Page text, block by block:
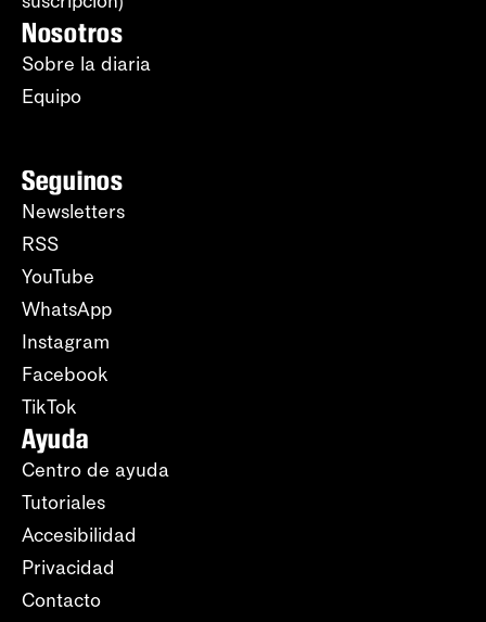
Nosotros
Sobre la diaria
Equipo
Seguinos
Newsletters
RSS
YouTube
WhatsApp
Instagram
Facebook
TikTok
Ayuda
Centro de ayuda
Tutoriales
Accesibilidad
Privacidad
Contacto